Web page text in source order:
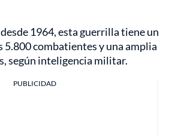
1964, esta guerrilla tiene un
5.800 combatientes y una amplia
según inteligencia militar.
PUBLICIDAD